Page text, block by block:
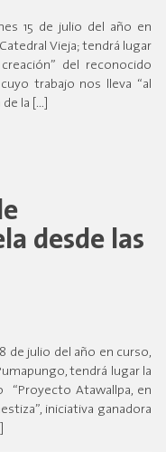
15 de julio del año en
Vieja; tendrá lugar
del reconocido
trabajo nos lleva “al
la […]
desde las
de julio del año en curso,
tendrá lugar la
“Proyecto Atawallpa, en
iniciativa ganadora